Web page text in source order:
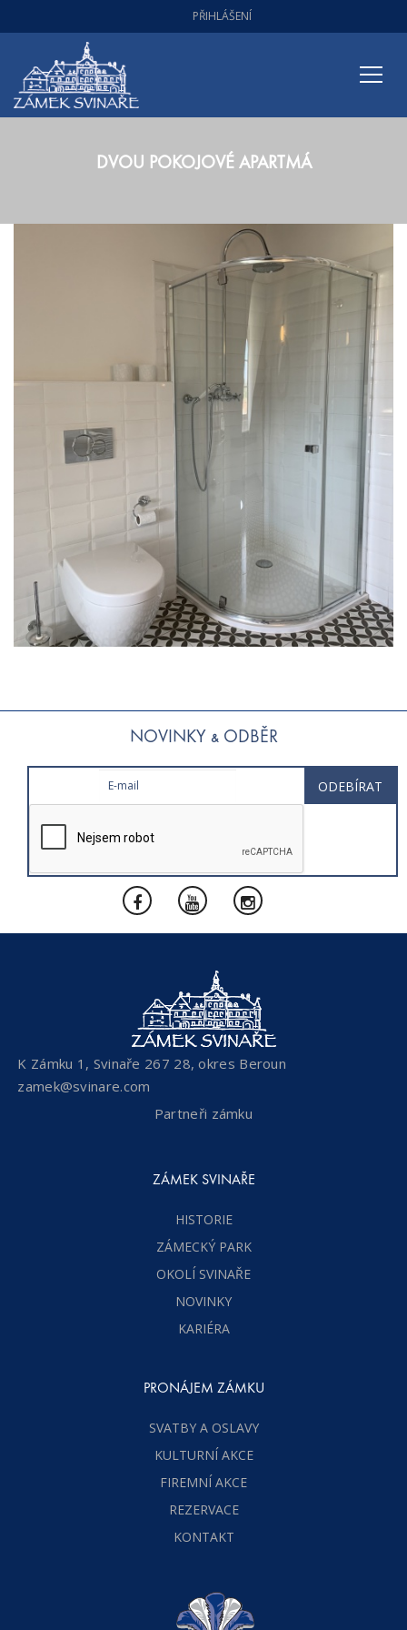
PŘIHLÁŠENÍ
DVOU POKOJOVÉ APARTMÁ
NOVINKY & ODBĚR
E-mail
K Zámku 1, Svinaře 267 28, okres Beroun
zamek@svinare.com
Partneři zámku
ZÁMEK SVINAŘE
HISTORIE
ZÁMECKÝ PARK
OKOLÍ SVINAŘE
NOVINKY
KARIÉRA
PRONÁJEM ZÁMKU
SVATBY A OSLAVY
KULTURNÍ AKCE
FIREMNÍ AKCE
REZERVACE
KONTAKT